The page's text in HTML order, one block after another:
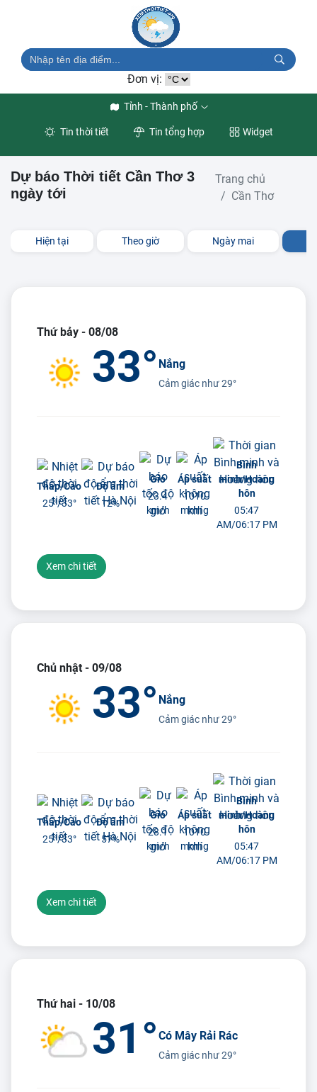
Đơn vị:
Tỉnh - Thành phố
Tin thời tiết Tin tổng hợp Widget
Dự báo Thời tiết Cần Thơ 3
ngày tới
Trang chủ
Cần Thơ
Hiện tại Theo giờ Ngày mai
Thứ bảy - 08/08
33° Nắng
Cảm giác như29°
Thấp/Cao
25°/33°
Độ ẩm
12%
Gió
23.4
km/h
Áp suất
1010
mmhg
Bình
minh/Hoàng
hôn
05:47
AM/06:17 PM
Xem chi tiết
Chủ nhật - 09/08
33° Nắng
Cảm giác như29°
Thấp/Cao
25°/33°
Độ ẩm
57%
Gió
28.1
km/h
Áp suất
1010
mmhg
Bình
minh/Hoàng
hôn
05:47
AM/06:17 PM
Xem chi tiết
Thứ hai - 10/08
31° Có Mây Rải Rác
Cảm giác như29°